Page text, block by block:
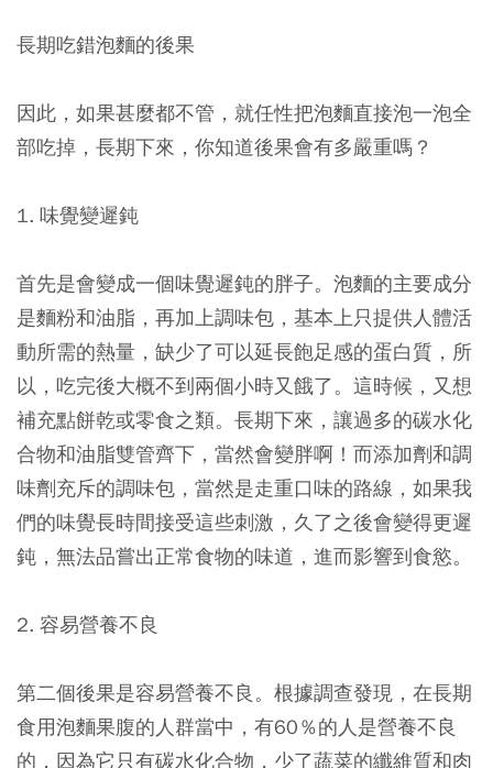
長期吃錯泡麵的後果
因此，如果甚麼都不管，就任性把泡麵直接泡一泡全
部吃掉，長期下來，你知道後果會有多嚴重嗎？
1. 味覺變遲鈍
首先是會變成一個味覺遲鈍的胖子。泡麵的主要成分
是麵粉和油脂，再加上調味包，基本上只提供人體活
動所需的熱量，缺少了可以延長飽足感的蛋白質，所
以，吃完後大概不到兩個小時又餓了。這時候，又想
補充點餅乾或零食之類。長期下來，讓過多的碳水化
合物和油脂雙管齊下，當然會變胖啊！而添加劑和調
味劑充斥的調味包，當然是走重口味的路線，如果我
們的味覺長時間接受這些刺激，久了之後會變得更遲
鈍，無法品嘗出正常食物的味道，進而影響到食慾。
2. 容易營養不良
第二個後果是容易營養不良。根據調查發現，在長期
食用泡麵果腹的人群當中，有60％的人是營養不良
的，因為它只有碳水化合物，少了蔬菜的纖維質和肉